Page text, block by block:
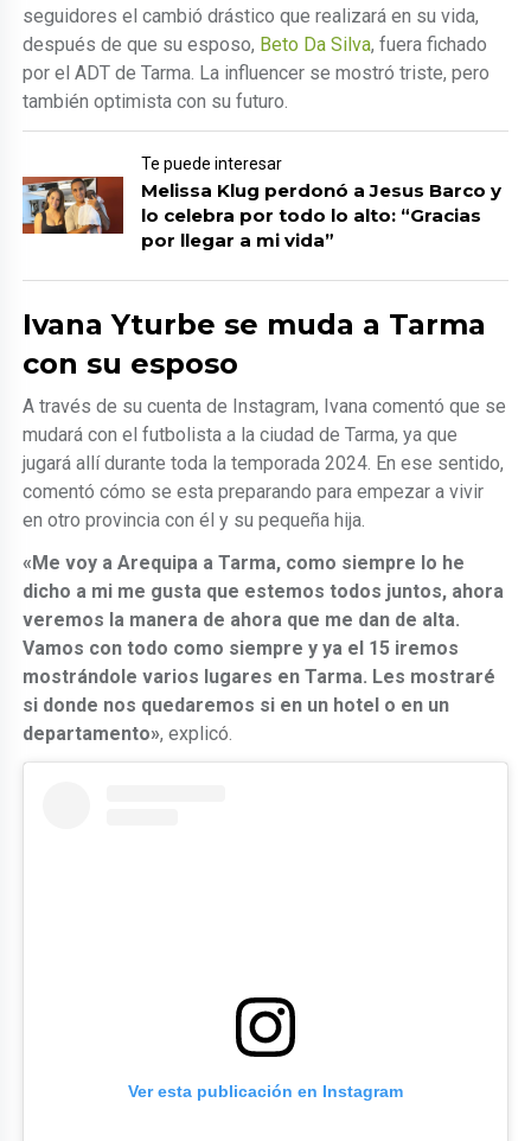
seguidores el cambió drástico que realizará en su vida,
después de que su esposo, Beto Da Silva, fuera fichado
por el ADT de Tarma. La influencer se mostró triste, pero
también optimista con su futuro.
Te puede interesar
Melissa Klug perdonó a Jesus Barco y
lo celebra por todo lo alto: “Gracias
por llegar a mi vida”
Ivana Yturbe se muda a Tarma
con su esposo
A través de su cuenta de Instagram, Ivana comentó que se
mudará con el futbolista a la ciudad de Tarma, ya que
jugará allí durante toda la temporada 2024. En ese sentido,
comentó cómo se esta preparando para empezar a vivir
en otro provincia con él y su pequeña hija.
«Me voy a Arequipa a Tarma, como siempre lo he
dicho a mi me gusta que estemos todos juntos, ahora
veremos la manera de ahora que me dan de alta.
Vamos con todo como siempre y ya el 15 iremos
mostrándole varios lugares en Tarma. Les mostraré
si donde nos quedaremos si en un hotel o en un
departamento», explicó.
Ver esta publicación en Instagram